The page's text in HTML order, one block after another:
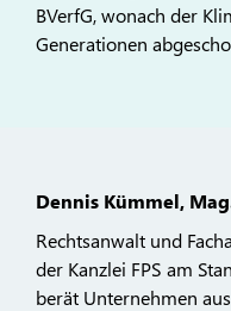
BVerfG, wonach der
Generationen
Dennis Kümmel,
Rechtsanwalt und
der Kanzlei FPS am
berät Unternehmen